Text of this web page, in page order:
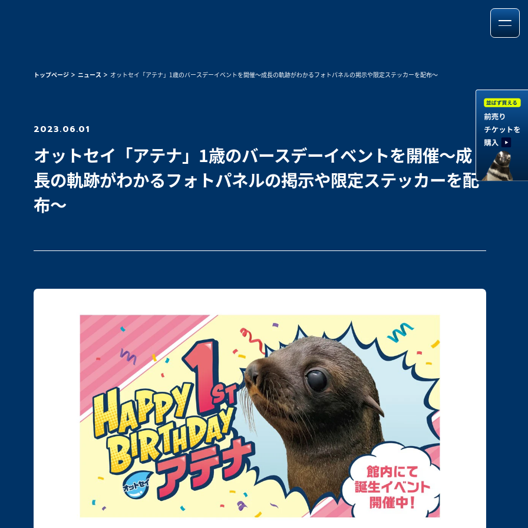
トップページ ニュース オットセイ「アテナ」1歳のバースデーイベントを開催～成長の軌跡がわかるフォトパネルの掲示や限定ステッカーを配布～
2023.06.01
オットセイ「アテナ」1歳のバースデーイベントを開催～成
長の軌跡がわかるフォトパネルの掲示や限定ステッカーを配
布～